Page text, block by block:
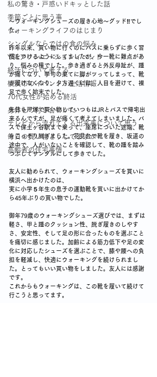
私の驚き・戸惑いドキッとした話
季節ごとに思う事
ウォーキングライフのはじまり
シングルならではの食の悩み
YSLアソシエーションイベント
終活について考える
横浜市のイベント・生活情報
70代女性が始める終活
身体との付き合いかた
テレビから流れてくる出来事について思う
毎日の買い物どうしてますか
高齢者の住宅事情
～ウォーキングシューズの履き心地～グッド‼でし
た。
昨年以来、買い物に行くのにバスに乗らずに歩く習
慣をつけるようにしてましたが、今一靴に難点があ
り、悩みの種でした。歩き過ぎると外反母趾が、踵
が痛くなり、挙句の果てに脚がツってしまって、靴
が履けなくなり、夕方遅くには、人目を避けて、裸
足で歩く始末でした。
先日も戸塚で買い物していつもはJRとバスで帰宅出
来るんですが、足が痛くて考えてしまいました。バ
スで保土ヶ谷駅まで乗って、座席についた途端、靴
をこっそり脱ぎました。花見台で靴を履き、坂道の
途中で、人がいないことを確認して、靴の踵を踏み
つぶしてサンダルにして歩きでした。
友人に勧められて、ウォーキングシューズを買いに
横浜へ出かけたのは、
実に小学５年生の息子の運動靴を買いに出かけてか
ら45年ぶりの買い物でした。
御年79歳のウォーキングシューズ選びでは、まずは
軽さ、甲と踵のクッション性、脱ぎ履きのしやす
さ、安定性、そして足の形に合ったものを選ぶこと
を痛切に感じました。加齢による筋力低下や足の変
化に対応したシューズを選ぶことで、膝や腰への負
担を軽減し、快適にウォーキングを続けられまし
た。とってもいい買い物をしました。友人には感謝
です。
これからもウォーキングは、この靴を履いて続けて
行こうと思ってます。